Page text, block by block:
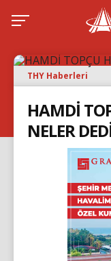
THY Haberleri
HAMDİ
NELER